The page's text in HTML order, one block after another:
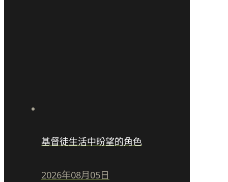
基督徒生活中盼望的角色
2026年08月05日